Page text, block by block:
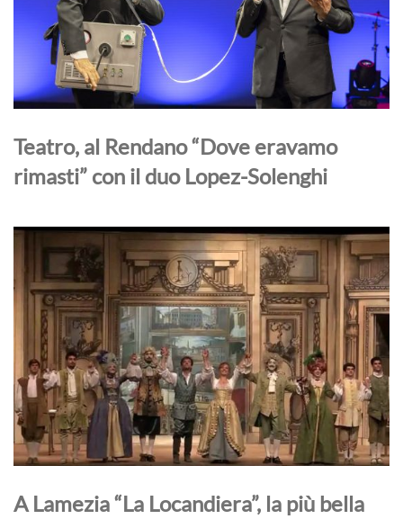
Teatro, al Rendano “Dove eravamo
rimasti” con il duo Lopez-Solenghi
A Lamezia “La Locandiera”, la più bella